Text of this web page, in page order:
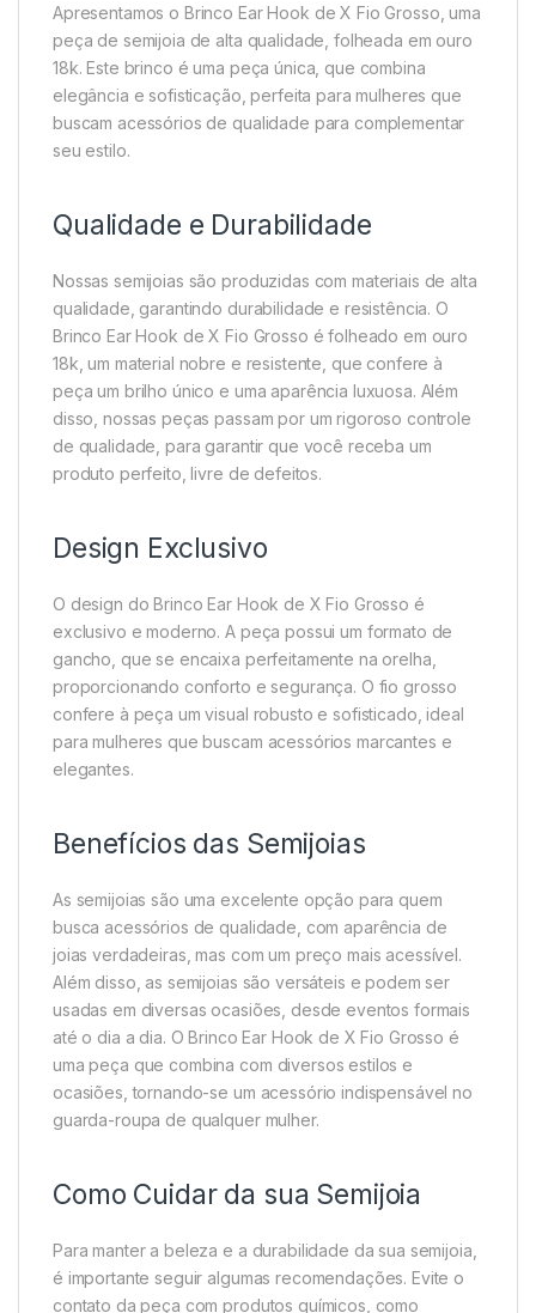
Apresentamos o Brinco Ear Hook de X Fio Grosso, uma
peça de semijoia de alta qualidade, folheada em ouro
18k. Este brinco é uma peça única, que combina
elegância e sofisticação, perfeita para mulheres que
buscam acessórios de qualidade para complementar
seu estilo.
Qualidade e Durabilidade
Nossas semijoias são produzidas com materiais de alta
qualidade, garantindo durabilidade e resistência. O
Brinco Ear Hook de X Fio Grosso é folheado em ouro
18k, um material nobre e resistente, que confere à
peça um brilho único e uma aparência luxuosa. Além
disso, nossas peças passam por um rigoroso controle
de qualidade, para garantir que você receba um
produto perfeito, livre de defeitos.
Design Exclusivo
O design do Brinco Ear Hook de X Fio Grosso é
exclusivo e moderno. A peça possui um formato de
gancho, que se encaixa perfeitamente na orelha,
proporcionando conforto e segurança. O fio grosso
confere à peça um visual robusto e sofisticado, ideal
para mulheres que buscam acessórios marcantes e
elegantes.
Benefícios das Semijoias
As semijoias são uma excelente opção para quem
busca acessórios de qualidade, com aparência de
joias verdadeiras, mas com um preço mais acessível.
Além disso, as semijoias são versáteis e podem ser
usadas em diversas ocasiões, desde eventos formais
até o dia a dia. O Brinco Ear Hook de X Fio Grosso é
uma peça que combina com diversos estilos e
ocasiões, tornando-se um acessório indispensável no
guarda-roupa de qualquer mulher.
Como Cuidar da sua Semijoia
Para manter a beleza e a durabilidade da sua semijoia,
é importante seguir algumas recomendações. Evite o
contato da peça com produtos químicos, como